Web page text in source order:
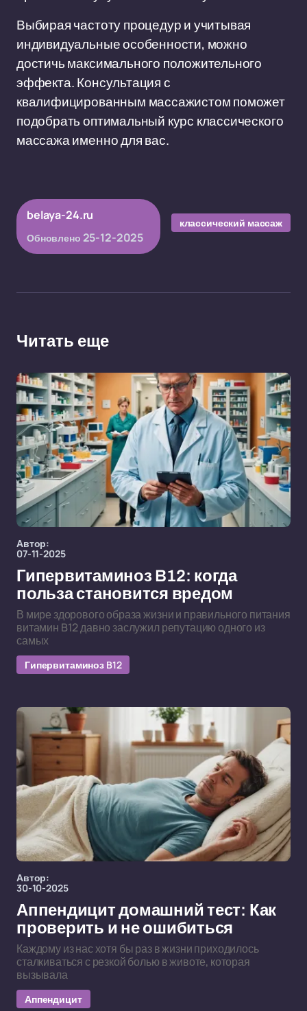
Выбирая частоту процедур и учитывая
индивидуальные особенности, можно
достичь максимального положительного
эффекта. Консультация с
квалифицированным массажистом поможет
подобрать оптимальный курс классического
массажа именно для вас.
belaya-24.ru
Обновлено 25-12-2025
классический массаж
Читать еще
Автор:
07-11-2025
Гипервитаминоз B12: когда
польза становится вредом
В мире здорового образа жизни и правильного питания
витамин B12 давно заслужил репутацию одного из
самых
Гипервитаминоз B12
Автор:
30-10-2025
Аппендицит домашний тест: Как
проверить и не ошибиться
Каждому из нас хотя бы раз в жизни приходилось
сталкиваться с резкой болью в животе, которая
вызывала
Аппендицит